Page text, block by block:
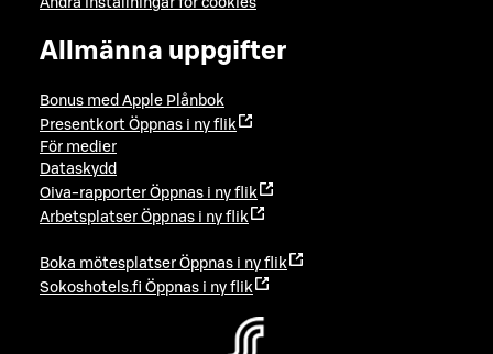
Ändra inställningar för cookies
Allmänna uppgifter
Bonus med Apple Plånbok
Presentkort Öppnas i ny flik
För medier
Dataskydd
Oiva-rapporter Öppnas i ny flik
Arbetsplatser Öppnas i ny flik
Boka mötesplatser Öppnas i ny flik
Sokoshotels.fi Öppnas i ny flik